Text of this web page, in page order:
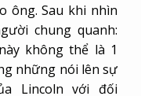
ông. Sau khi nhìn
chung quanh:
không thể là 1
những nói lên sự
Lincoln với đối